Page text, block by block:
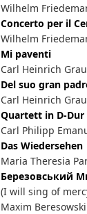
Wilhelm
Concerto per il
Wilhelm
Mi paventi
Carl Heinrich
Del suo gran
Carl Heinrich
Quartett in D-Dur
Carl Philipp
Das Wiedersehen
Maria Theresia
Березовський
(I will sing of
Maxim Beresowski